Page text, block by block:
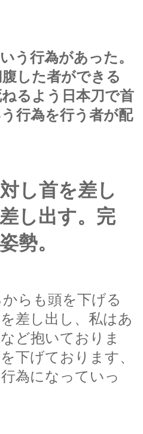
う行為があった。
した者ができる
るよう日本刀で首
行為を行う者が配
し首を差し
し出す。完
勢。
らも頭を下げる
差し出し、私はあ
ど抱いておりま
下げております、
為になっていっ